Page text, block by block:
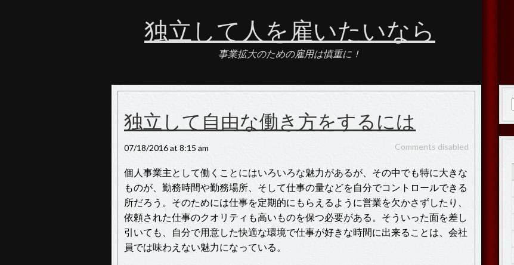
独立して人を雇いたいなら
事業拡大のための雇用は慎重に！
独立して自由な働き方をするには
07/18/2016 at 8:15 am Comments disabled
個人事業主として働くことにはいろいろな魅力があるが、その中でも特に大きな
ものが、勤務時間や勤務場所、そして仕事の量などを自分でコントロールできる
所だろう。そのためには仕事を定期的にもらえるように営業を欠かさずしたり、
依頼された仕事のクオリティも高いものを保つ必要がある。そういった面を差し
引いても、自分で用意した快適な環境で仕事が好きな時間に出来ることは、会社
員では味わえない魅力になっている。